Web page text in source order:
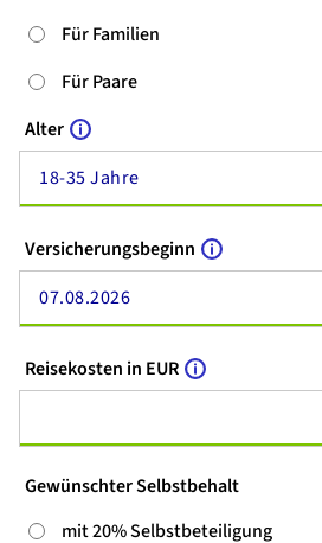
Für Familien
Für Paare
Alter
18-35 Jahre
Versicherungsbeginn
07.08.2026
Reisekosten in EUR
Gewünschter Selbstbehalt
mit 20% Selbstbeteiligung